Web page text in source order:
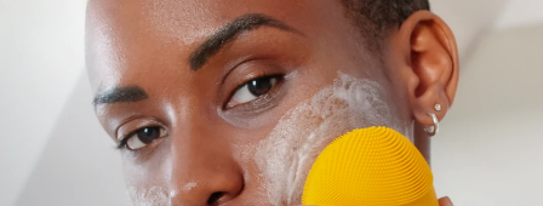
Meus aparelhos
Meus pedidos
Meus endereços
As minhas subscrições
FAQ™ Pure Beauty-Tech Elixir
issa™ Teeth Whitening Set
Français
Italiano
Português
Svenska
Русский
Türkçe
简体中文 繁體中文